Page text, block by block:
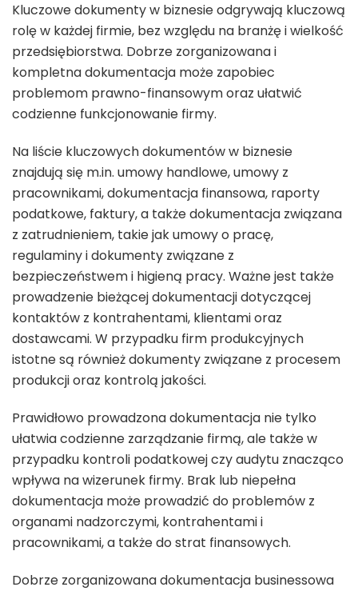
Kluczowe dokumenty w biznesie odgrywają kluczową
rolę w każdej firmie, bez względu na branżę i wielkość
przedsiębiorstwa. Dobrze zorganizowana i
kompletna dokumentacja może zapobiec
problemom prawno-finansowym oraz ułatwić
codzienne funkcjonowanie firmy.
Na liście kluczowych dokumentów w biznesie
znajdują się m.in. umowy handlowe, umowy z
pracownikami, dokumentacja finansowa, raporty
podatkowe, faktury, a także dokumentacja związana
z zatrudnieniem, takie jak umowy o pracę,
regulaminy i dokumenty związane z
bezpieczeństwem i higieną pracy. Ważne jest także
prowadzenie bieżącej dokumentacji dotyczącej
kontaktów z kontrahentami, klientami oraz
dostawcami. W przypadku firm produkcyjnych
istotne są również dokumenty związane z procesem
produkcji oraz kontrolą jakości.
Prawidłowo prowadzona dokumentacja nie tylko
ułatwia codzienne zarządzanie firmą, ale także w
przypadku kontroli podatkowej czy audytu znacząco
wpływa na wizerunek firmy. Brak lub niepełna
dokumentacja może prowadzić do problemów z
organami nadzorczymi, kontrahentami i
pracownikami, a także do strat finansowych.
Dobrze zorganizowana dokumentacja businessowa